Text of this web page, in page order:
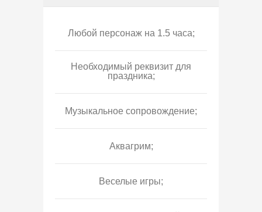
Любой персонаж на 1.5 часа;
Необходимый реквизит для
праздника;
Музыкальное сопровождение;
Аквагрим;
Веселые игры;